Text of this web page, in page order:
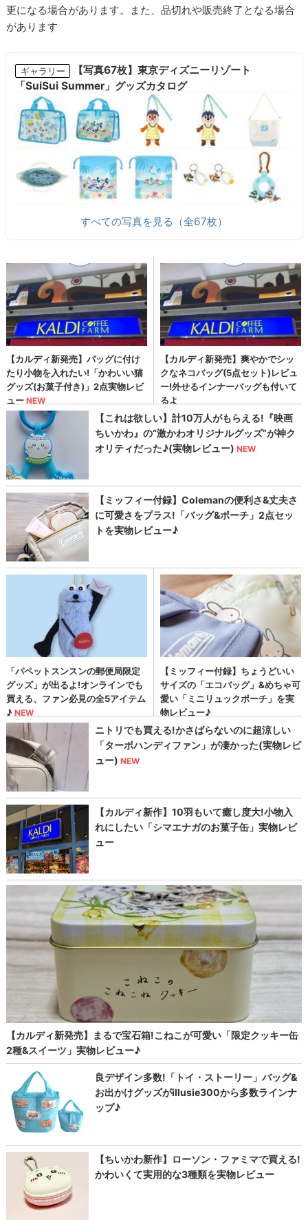
更になる場合があります。また、品切れや販売終了となる場合
があります
ギャラリー
【写真67枚】東京ディズニーリゾート
「SuiSui Summer」グッズカタログ
すべての写真を見る（全67枚）